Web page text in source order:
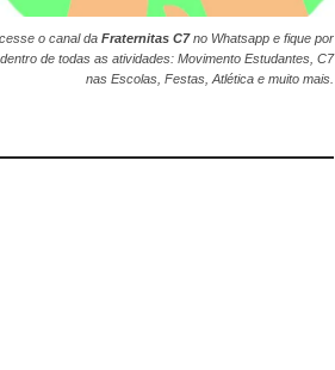
o canal da Fraternitas C7no Whatsappe fique por
dentro de todas as atividades: Movimento Estudantes, C7
nas Escolas, Festas, Atlética e muito mais.